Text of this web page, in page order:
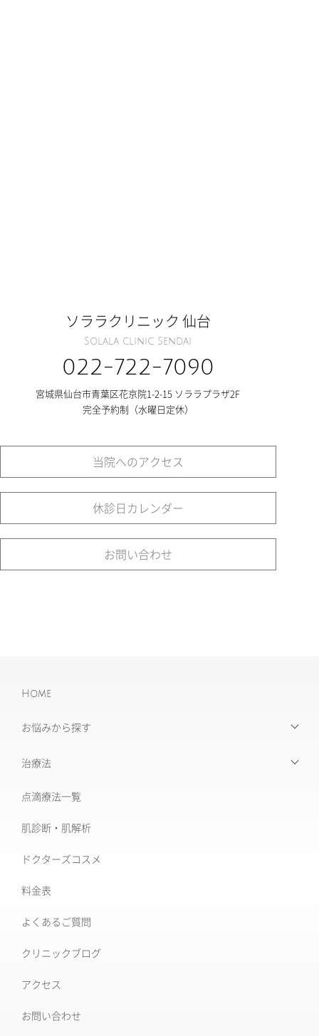
ソララクリニック 仙台
Solala clinic Sendai
022-722-7090
宮城県仙台市青葉区花京院1-2-15 ソララプラザ2F
完全予約制（水曜日定休）
当院へのアクセス
休診日カレンダー
お問い合わせ
Home
お悩みから探す
【お悩みから探す】INDEX
たるみ治療
美肌治療・肌育
シミ取り治療
ニキビ治療専門外来
治療法
治療機器・設備一覧
フォトナ6D/4D
ソフウェーブ
XERF (ザーフ)
ワンダーフェイスプロ
ルビーフラクショナル
肝斑改善集中プラン
HARG＋療法
点滴療法一覧
肌診断・肌解析
ドクターズコスメ
料金表
よくあるご質問
クリニックブログ
アクセス
お問い合わせ